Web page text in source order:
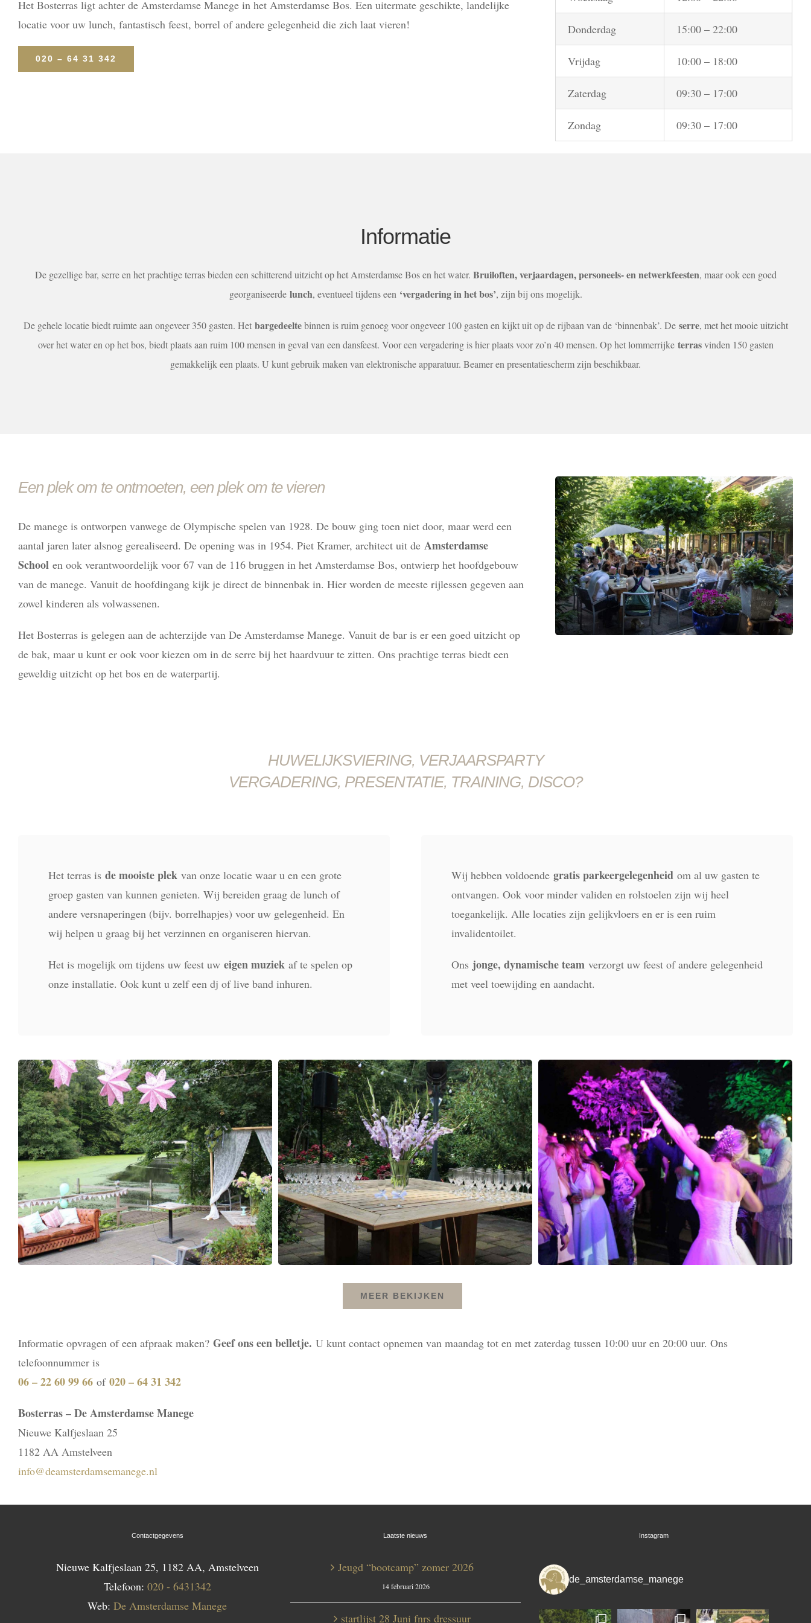
Het Bosterras ligt achter de Amsterdamse Manege in het Amsterdamse Bos. Een uitermate geschikte, landelijke
locatie voor uw lunch, fantastisch feest, borrel of andere gelegenheid die zich laat vieren!
020 – 64 31 342
Donderdag 15:00 – 22:00
Vrijdag 10:00 – 18:00
Zaterdag 09:30 – 17:00
Zondag 09:30 – 17:00
Informatie
De gezellige bar, serre en het prachtige terras bieden een schitterend uitzicht op het Amsterdamse Bos en het water. Bruiloften, verjaardagen, personeels- en netwerkfeesten, maar ook een goed
georganiseerde lunch, eventueel tijdens een ‘vergadering in het bos’, zijn bij ons mogelijk.
De gehele locatie biedt ruimte aan ongeveer 350 gasten. Het bargedeeltebinnen is ruim genoeg voor ongeveer 100 gasten en kijkt uit op de rijbaan van de ‘binnenbak’. De serre, met het mooie uitzicht
over het water en op het bos, biedt plaats aan ruim 100 mensen in geval van een dansfeest. Voor een vergadering is hier plaats voor zo’n 40 mensen. Op het lommerrijke terrasvinden 150 gasten
gemakkelijk een plaats. U kunt gebruik maken van elektronische apparatuur. Beamer en presentatiescherm zijn beschikbaar.
Een plek om te ontmoeten, een plek om te vieren
De manege is ontworpen vanwege de Olympische spelen van 1928. De bouw ging toen niet door, maar werd een
aantal jaren later alsnog gerealiseerd. De opening was in 1954. Piet Kramer, architect uit de Amsterdamse
Schoolen ook verantwoordelijk voor 67 van de 116 bruggen in het Amsterdamse Bos, ontwierp het hoofdgebouw
van de manege. Vanuit de hoofdingang kijk je direct de binnenbak in. Hier worden de meeste rijlessen gegeven aan
zowel kinderen als volwassenen.
Het Bosterras is gelegen aan de achterzijde van De Amsterdamse Manege. Vanuit de bar is er een goed uitzicht op
de bak, maar u kunt er ook voor kiezen om in de serre bij het haardvuur te zitten. Ons prachtige terras biedt een
geweldig uitzicht op het bos en de waterpartij.
HUWELIJKSVIERING, VERJAARSPARTY
VERGADERING, PRESENTATIE, TRAINING, DISCO?
Het terras is de mooiste plekvan onze locatie waar u en een grote
groep gasten van kunnen genieten. Wij bereiden graag de lunch of
andere versnaperingen (bijv. borrelhapjes) voor uw gelegenheid. En
wij helpen u graag bij het verzinnen en organiseren hiervan.
Het is mogelijk om tijdens uw feest uw eigen muziekaf te spelen op
onze installatie. Ook kunt u zelf een dj of live band inhuren.
Wij hebben voldoende gratis parkeergelegenheidom al uw gasten te
ontvangen. Ook voor minder validen en rolstoelen zijn wij heel
toegankelijk. Alle locaties zijn gelijkvloers en er is een ruim
invalidentoilet.
Ons jonge, dynamische teamverzorgt uw feest of andere gelegenheid
met veel toewijding en aandacht.
MEER BEKIJKEN
Informatie opvragen of een afpraak maken? Geef ons een belletje. U kunt contact opnemen van maandag tot en met zaterdag tussen 10:00 uur en 20:00 uur. Ons
telefoonnummer is
06 – 22 60 99 66of 020 – 64 31 342
Bosterras – De Amsterdamse Manege
Nieuwe Kalfjeslaan 25
1182 AA Amstelveen
info@deamsterdamsemanege.nl
Contactgegevens
Nieuwe Kalfjeslaan 25, 1182 AA, Amstelveen
Telefoon: 020 - 6431342
Web:De Amsterdamse Manege
Laatste nieuws
Jeugd “bootcamp” zomer 2026
14 februari 2026
startlijst 28 Juni fnrs dressuur
Instagram
de_amsterdamse_manege